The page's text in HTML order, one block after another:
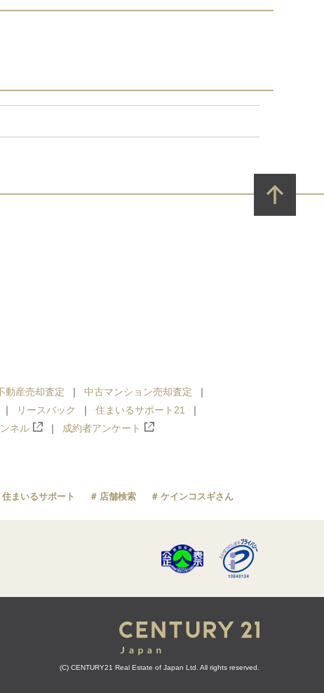
動産売却査定
中古マンション売却査定
リースバック
住まいるサポート21
ネル 成約者アンケート
住まいるサポート 店舗検索 ケインコスギさん
(C) CENTURY21 Real Estate of Japan Ltd. All rights reserved.